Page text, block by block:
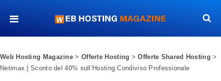
Web Hosting Magazine > Offerte Hosting >Offerte Shared Hosting >
Netimax | Sconto del 40% sull’Hosting Condiviso Professionale